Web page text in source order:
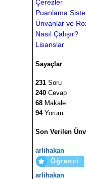
Çerezler
Puanlama
Ünvanlar ve
Nasıl Çalışır?
Lisanslar
Sayaçlar
231 Soru
240 Cevap
68 Makale
94Yorum
Son Verilen
arlihakan
Öğrenci
arlihakan